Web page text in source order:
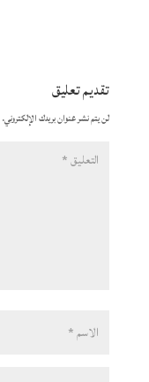
تقديم تعليق
لن يتم نشر عنوان بريدك الإلكتروني.